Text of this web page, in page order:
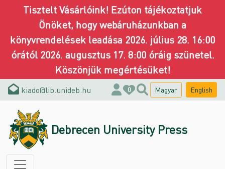
Tisztelt Vásárlóink! Ezúton tájékoztatjuk
Önöket, hogy webáruházunkban a
könyvrendelések leadása 2026. július 28. 16:00
órától 2026. augusztus 17. 8:00 óráig szünetel.
Köszönjük megértésüket!
kiado@lib.unideb.hu 0 Magyar English
Debrecen University Press